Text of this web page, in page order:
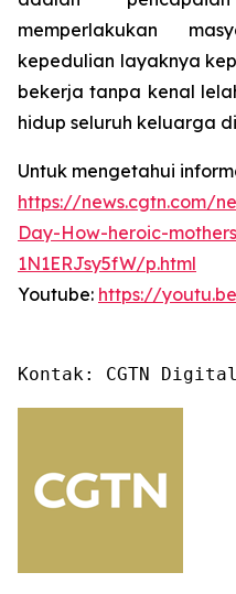
memperlakukan
kepedulian layaknya
bekerja tanpa kenal
hidup seluruh keluarga
Untuk mengetahui
https://news.cgtn.com/
Day-How-heroic-
1N1ERJsy5fW/p.html
Youtube: https://
Kontak: CGTN